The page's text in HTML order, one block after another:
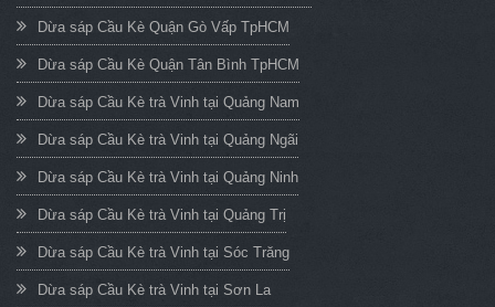
Dừa sáp Cầu Kè Quận Gò Vấp TpHCM
Dừa sáp Cầu Kè Quận Tân Bình TpHCM
Dừa sáp Cầu Kè trà Vinh tại Quảng Nam
Dừa sáp Cầu Kè trà Vinh tại Quảng Ngãi
Dừa sáp Cầu Kè trà Vinh tại Quảng Ninh
Dừa sáp Cầu Kè trà Vinh tại Quảng Trị
Dừa sáp Cầu Kè trà Vinh tại Sóc Trăng
Dừa sáp Cầu Kè trà Vinh tại Sơn La